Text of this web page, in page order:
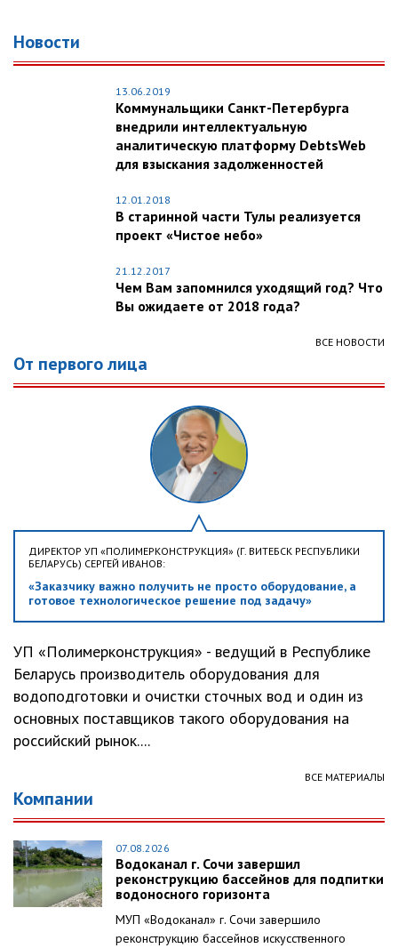
Новости
13.06.2019
Коммунальщики Санкт-Петербурга
внедрили интеллектуальную
аналитическую платформу DebtsWeb
для взыскания задолженностей
12.01.2018
В старинной части Тулы реализуется
проект «Чистое небо»
21.12.2017
Чем Вам запомнился уходящий год? Что
Вы ожидаете от 2018 года?
ВСЕ НОВОСТИ
От первого лица
ДИРЕКТОР УП «ПОЛИМЕРКОНСТРУКЦИЯ» (Г. ВИТЕБСК РЕСПУБЛИКИ
БЕЛАРУСЬ) СЕРГЕЙ ИВАНОВ:
«Заказчику важно получить не просто оборудование, а
готовое технологическое решение под задачу»
УП «Полимерконструкция» - ведущий в Республике
Беларусь производитель оборудования для
водоподготовки и очистки сточных вод и один из
основных поставщиков такого оборудования на
российский рынок....
ВСЕ МАТЕРИАЛЫ
Компании
07.08.2026
Водоканал г. Сочи завершил
реконструкцию бассейнов для подпитки
водоносного горизонта
МУП «Водоканал» г. Сочи завершило
реконструкцию бассейнов искусственного